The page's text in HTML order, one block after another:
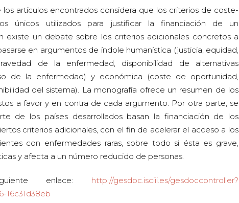
artículos encontrados considera que los criterios de coste-
únicos utilizados para justificar la financiación de un
existe un debate sobre los criterios adicionales concretos a
en argumentos de índole humanística (justicia, equidad,
de la enfermedad, disponibilidad de alternativas
de la enfermedad) y económica (coste de oportunidad,
del sistema). La monografía ofrece un resumen de los
a favor y en contra de cada argumento. Por otra parte, se
de los países desarrollados basan la financiación de los
criterios adicionales, con el fin de acelerar el acceso a los
con enfermedades raras, sobre todo si ésta es grave,
y afecta a un número reducido de personas.
enlace: http://gesdoc.isciii.es/gesdoccontroller?
16c31d38eb